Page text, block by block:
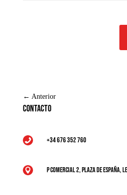
← Anterior
Contacto
 +34 676 352 760
 P Comercial 2, Plaza de España,